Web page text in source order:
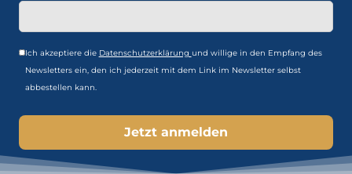
Real Estate academy
Ich akzeptiere die Datenschutzerklärung und willige in den Empfang des
Newsletters ein, den ich jederzeit mit dem Link im Newsletter selbst
abbestellen kann.